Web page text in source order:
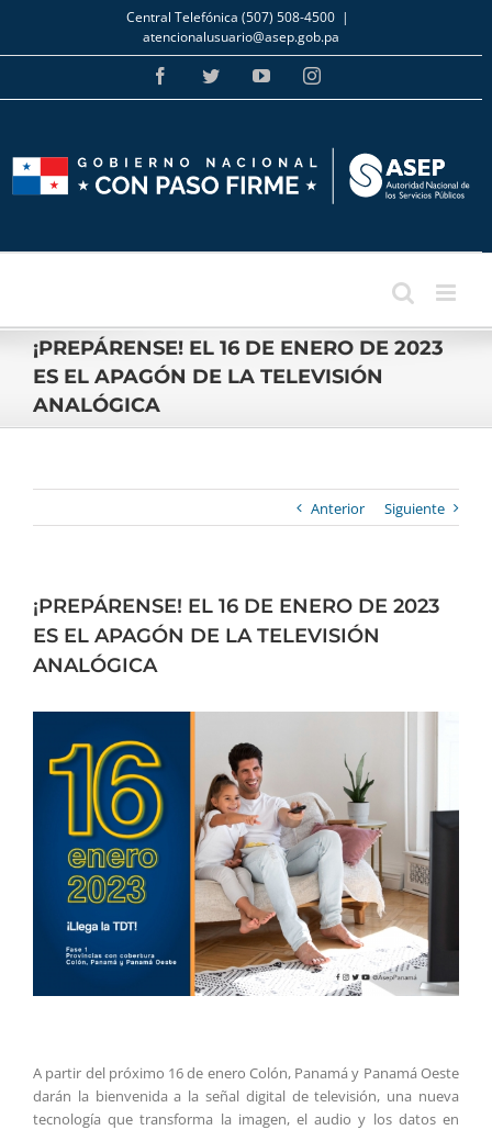
Skip
to
content
Central Telefónica (507) 508-4500 |
atencionalusuario@asep.gob.pa
FacebookTwitterYouTubeInstagram
¡PREPÁRENSE! EL 16 DE ENERO DE 2023
ES EL APAGÓN DE LA TELEVISIÓN
ANALÓGICA
Anterior Siguiente
¡PREPÁRENSE! EL 16 DE ENERO DE 2023
ES EL APAGÓN DE LA TELEVISIÓN
ANALÓGICA
A partir del próximo 16 de enero Colón, Panamá y Panamá Oeste
darán la bienvenida a la señal digital de televisión, una nueva
tecnología que transforma la imagen, el audio y los datos en